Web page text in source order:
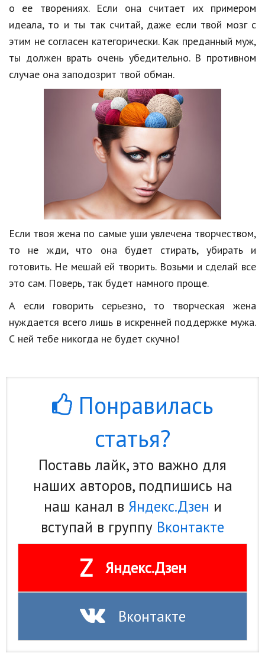
о ее творениях. Если она считает их примером
идеала, то и ты так считай, даже если твой мозг с
этим не согласен категорически. Как преданный муж,
ты должен врать очень убедительно. В противном
случае она заподозрит твой обман.
Если твоя жена по самые уши увлечена творчеством,
то не жди, что она будет стирать, убирать и
готовить. Не мешай ей творить. Возьми и сделай все
это сам. Поверь, так будет намного проще.
А если говорить серьезно, то творческая жена
нуждается всего лишь в искренней поддержке мужа.
С ней тебе никогда не будет скучно!
Понравилась
статья?
Поставь лайк, это важно для
наших авторов, подпишись на
наш канал в Яндекс.Дзен и
вступай в группу Вконтакте
Z Яндекс.Дзен
Вконтакте